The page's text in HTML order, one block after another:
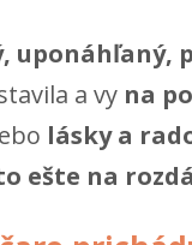
uponáhľaný,
a vy na
lásky a
ešte na